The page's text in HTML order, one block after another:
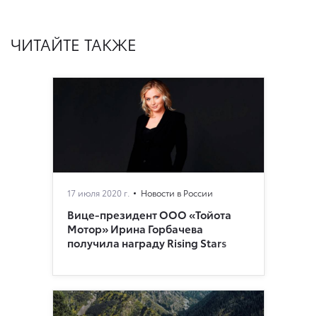
ЧИТАЙТЕ ТАКЖЕ
17 июля 2020 г. Новости в России
Вице-президент ООО «Тойота
Мотор» Ирина Горбачева
получила награду Rising Stars